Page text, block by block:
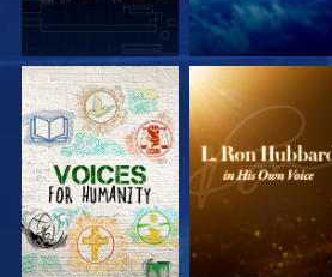
SERIE
ENTDECKEN
SERIE
ENTDECKEN